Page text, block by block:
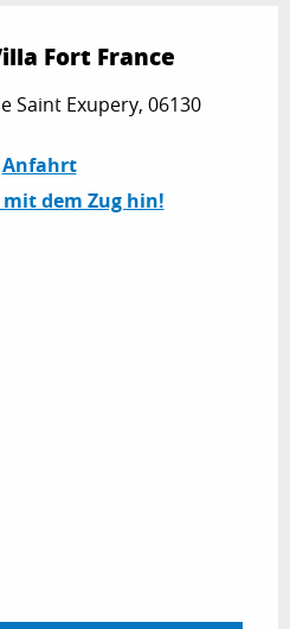
Fort France
Saint Exupery, 06130
Anfahrt
dem Zug hin!